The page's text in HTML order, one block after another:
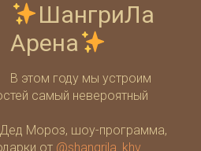
ШангриЛа
Арена
В этом году мы устроим
самый невероятный
Мороз, шоу-программа,
от @shangrila_khv